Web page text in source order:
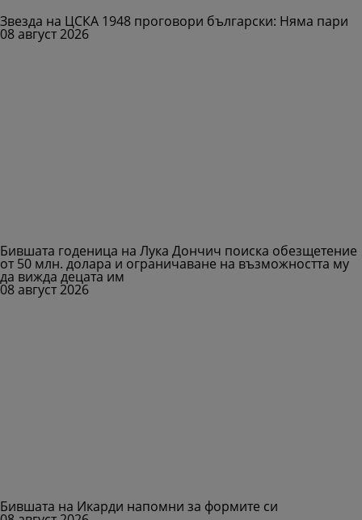
Звезда на ЦСКА 1948 проговори български: Няма пари
08 август 2026
Бившата годеница на Лука Дончич поиска обезщетение
от 50 млн. долара и ограничаване на възможността му
да вижда децата им
08 август 2026
Бившата на Икарди напомни за формите си